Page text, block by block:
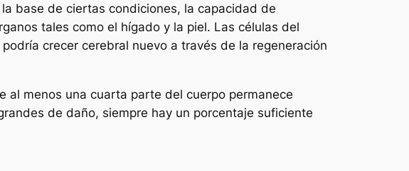
base de ciertas condiciones, la capacidad de
tales como el hígado y la piel. Las células del
crecer cerebral nuevo a través de la regeneración
al menos una cuarta parte del cuerpo permanece
de daño, siempre hay un porcentaje suficiente